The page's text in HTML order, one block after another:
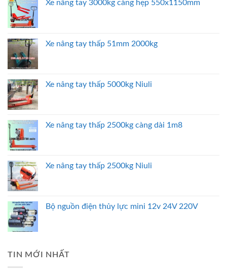
Xe nâng tay 3000kg càng hẹp 550x1150mm
Xe nâng tay thấp 51mm 2000kg
Xe nâng tay thấp 5000kg Niuli
Xe nâng tay thấp 2500kg càng dài 1m8
Xe nâng tay thấp 2500kg Niuli
Bộ nguồn điện thủy lực mini 12v 24V 220V
TIN MỚI NHẤT